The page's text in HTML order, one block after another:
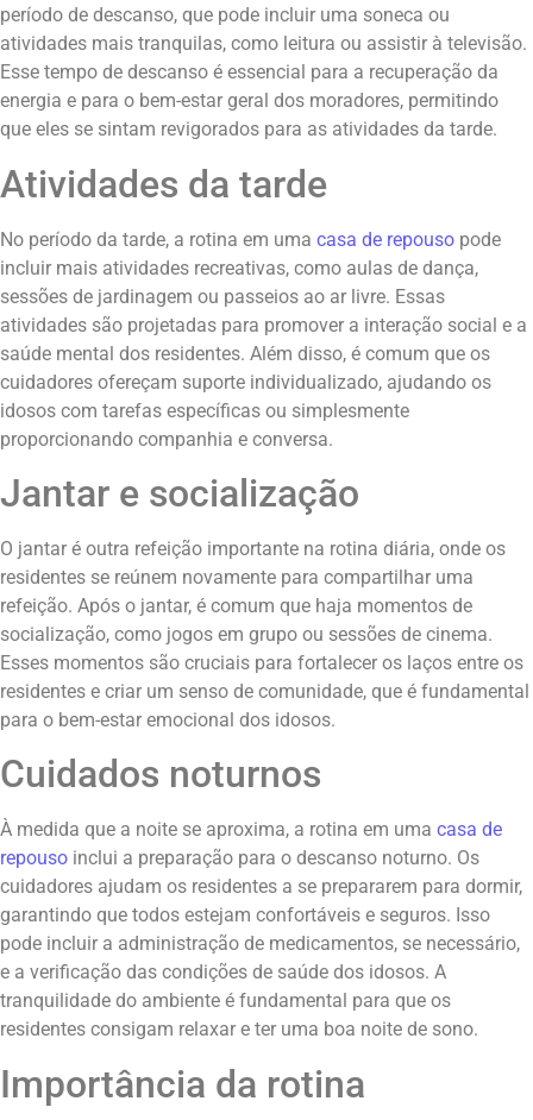
período de descanso, que pode incluir uma soneca ou
atividades mais tranquilas, como leitura ou assistir à televisão.
Esse tempo de descanso é essencial para a recuperação da
energia e para o bem-estar geral dos moradores, permitindo
que eles se sintam revigorados para as atividades da tarde.
Atividades da tarde
No período da tarde, a rotina em uma casa de repouso pode
incluir mais atividades recreativas, como aulas de dança,
sessões de jardinagem ou passeios ao ar livre. Essas
atividades são projetadas para promover a interação social e a
saúde mental dos residentes. Além disso, é comum que os
cuidadores ofereçam suporte individualizado, ajudando os
idosos com tarefas específicas ou simplesmente
proporcionando companhia e conversa.
Jantar e socialização
O jantar é outra refeição importante na rotina diária, onde os
residentes se reúnem novamente para compartilhar uma
refeição. Após o jantar, é comum que haja momentos de
socialização, como jogos em grupo ou sessões de cinema.
Esses momentos são cruciais para fortalecer os laços entre os
residentes e criar um senso de comunidade, que é fundamental
para o bem-estar emocional dos idosos.
Cuidados noturnos
À medida que a noite se aproxima, a rotina em uma casa de
repouso inclui a preparação para o descanso noturno. Os
cuidadores ajudam os residentes a se prepararem para dormir,
garantindo que todos estejam confortáveis e seguros. Isso
pode incluir a administração de medicamentos, se necessário,
e a verificação das condições de saúde dos idosos. A
tranquilidade do ambiente é fundamental para que os
residentes consigam relaxar e ter uma boa noite de sono.
Importância da rotina